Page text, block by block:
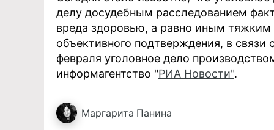
делу досудебным расследованием
вреда здоровью, а равно иным
объективного подтверждения, в связи
февраля уголовное дело
информагентство "РИА Новости".
Маргарита Панина